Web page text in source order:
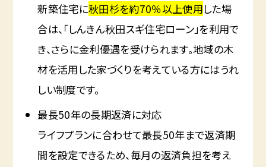
新築住宅に秋田杉を約70％以上使用した場
合は、「しんきん秋田スギ住宅ローン」を利用で
き、さらに金利優遇を受けられます。地域の木
材を活用した家づくりを考えている方にはうれ
しい制度です。
最長50年の長期返済に対応
ライフプランに合わせて最長50年まで返済期
間を設定できるため、毎月の返済負担を考え